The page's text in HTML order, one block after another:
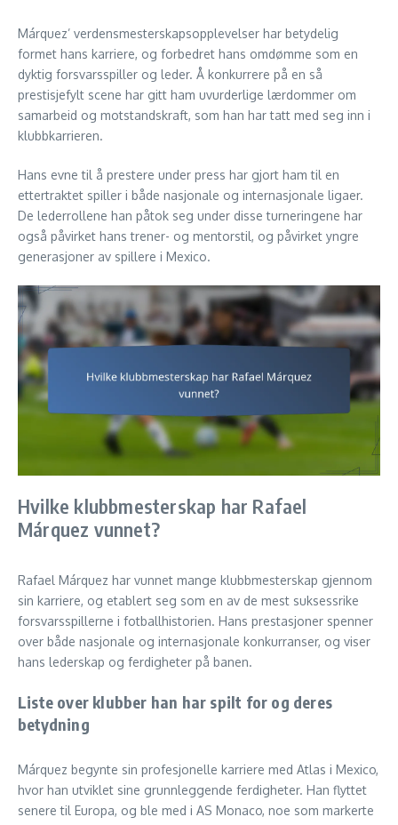
Márquez’ verdensmesterskapsopplevelser har betydelig
formet hans karriere, og forbedret hans omdømme som en
dyktig forsvarsspiller og leder. Å konkurrere på en så
prestisjefylt scene har gitt ham uvurderlige lærdommer om
samarbeid og motstandskraft, som han har tatt med seg inn i
klubbkarrieren.
Hans evne til å prestere under press har gjort ham til en
ettertraktet spiller i både nasjonale og internasjonale ligaer.
De lederrollene han påtok seg under disse turneringene har
også påvirket hans trener- og mentorstil, og påvirket yngre
generasjoner av spillere i Mexico.
Hvilke klubbmesterskap har Rafael
Márquez vunnet?
Rafael Márquez har vunnet mange klubbmesterskap gjennom
sin karriere, og etablert seg som en av de mest suksessrike
forsvarsspillerne i fotballhistorien. Hans prestasjoner spenner
over både nasjonale og internasjonale konkurranser, og viser
hans lederskap og ferdigheter på banen.
Liste over klubber han har spilt for og deres
betydning
Márquez begynte sin profesjonelle karriere med Atlas i Mexico,
hvor han utviklet sine grunnleggende ferdigheter. Han flyttet
senere til Europa, og ble med i AS Monaco, noe som markerte